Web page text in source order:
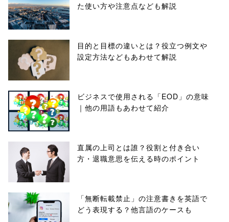
た使い方や注意点なども解説
目的と目標の違いとは？役立つ例文や
設定方法などもあわせて解説
ビジネスで使用される「EOD」の意味
｜他の用語もあわせて紹介
直属の上司とは誰？役割と付き合い
方・退職意思を伝える時のポイント
「無断転載禁止」の注意書きを英語で
どう表現する？他言語のケースも